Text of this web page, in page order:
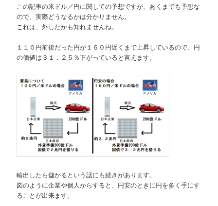
この記事の米ドル／円に関しての予想ですが、あくまでも予想な
ので、実際どうなるかは分かりません。
これは、外したかも知れませんね。
１１０円前後だった円が１６０円近くまで上昇しているので、円
の価値は３１．２５％下がっていると言えます。
輸出したら儲かるという話にも続きがあります。
図のように企業や個人からすると、円安のときに円を多く手にす
ることが出来ます。